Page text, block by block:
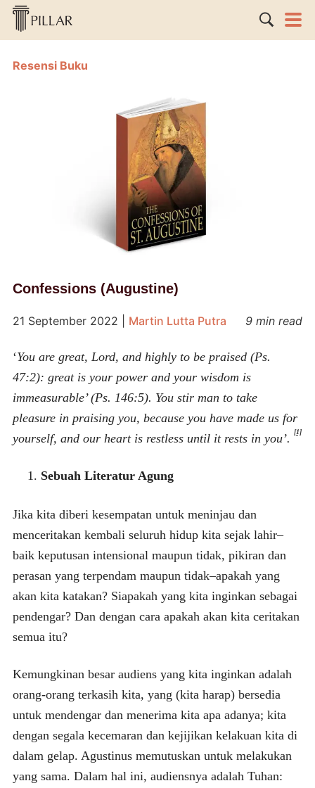
Resensi Buku
Confessions (Augustine)
21 September 2022 Martin Lutta Putra 9 min read
‘You are great, Lord, and highly to be praised (Ps.
47:2): great is your power and your wisdom is
immeasurable’ (Ps. 146:5). You stir man to take
pleasure in praising you, because you have made us for
yourself, and our heart is restless until it rests in you’.
[1]
Sebuah Literatur Agung
Jika kita diberi kesempatan untuk meninjau dan
menceritakan kembali seluruh hidup kita sejak lahir–
baik keputusan intensional maupun tidak, pikiran dan
perasan yang terpendam maupun tidak–apakah yang
akan kita katakan? Siapakah yang kita inginkan sebagai
pendengar? Dan dengan cara apakah akan kita ceritakan
semua itu?
Kemungkinan besar audiens yang kita inginkan adalah
orang-orang terkasih kita, yang (kita harap) bersedia
untuk mendengar dan menerima kita apa adanya; kita
dengan segala kecemaran dan kejijikan kelakuan kita di
dalam gelap. Agustinus memutuskan untuk melakukan
yang sama. Dalam hal ini, audiensnya adalah Tuhan: